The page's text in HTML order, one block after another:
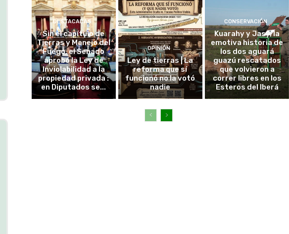
DESTACADAS
Sin el capítulo de
Tierras y Manejo del
Fuego, el Senado
aprobó la Ley de
Inviolabilidad a la
propiedad privada :
en Diputados se...
OPINIÓN
Ley de tierras | La
reforma que sí
funcionó no la votó
nadie
CONSERVACIÓN
Kuarahy y Jasy, la
emotiva historia de
los dos aguará
guazú rescatados
que volvieron a
correr libres en los
Esteros del Iberá